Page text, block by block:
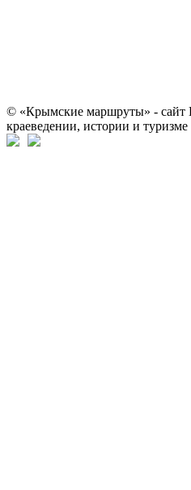
© «Крымские маршруты» - сайт
краеведении, истории и туризме